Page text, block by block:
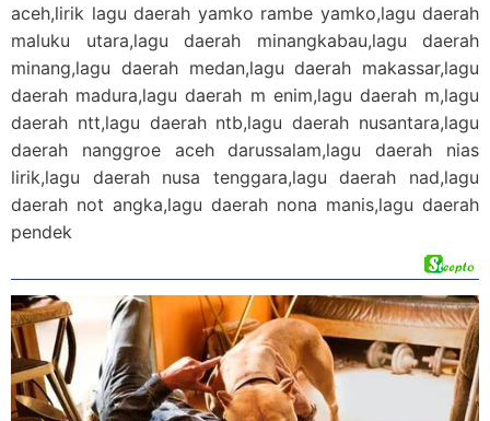
aceh,lirik lagu daerah yamko rambe yamko,lagu daerah
maluku utara,lagu daerah minangkabau,lagu daerah
minang,lagu daerah medan,lagu daerah makassar,lagu
daerah madura,lagu daerah m enim,lagu daerah m,lagu
daerah ntt,lagu daerah ntb,lagu daerah nusantara,lagu
daerah nanggroe aceh darussalam,lagu daerah nias
lirik,lagu daerah nusa tenggara,lagu daerah nad,lagu
daerah not angka,lagu daerah nona manis,lagu daerah
pendek